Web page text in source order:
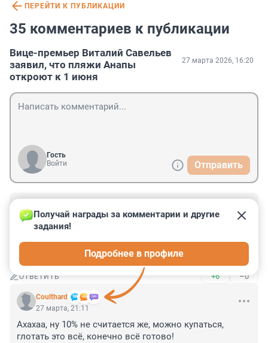
ПЕРЕЙТИ К ПУБЛИКАЦИИ
35 комментариев к публикации
Вице-премьер Виталий Савельев
заявил, что пляжи Анапы
откроют к 1 июня
27 марта 2026, 16:20
Гость
Войти
Отправить
27 марта, 21:40
— Красиво плывут!
— Кто?
— Вон та группа в мазутных купальниках
ОТВЕТИТЬ +6 –0
Coulthard
Получай награды за комментарии и другие
задания!
Подробнее в профиле
27 марта, 21:11
Ахахаа, ну 10% не считается же, можно купаться,
глотать это всё, конечно всё готово!